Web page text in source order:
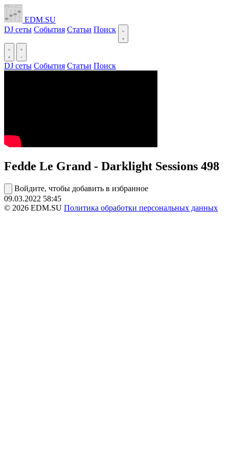
EDM.SU
DJ сеты События Статьи Поиск
DJ сеты События Статьи Поиск
Fedde Le Grand - Darklight Sessions 498
Войдите, чтобы добавить в избранное
09.03.2022 58:45
© 2026 EDM.SU Политика обработки персональных данных